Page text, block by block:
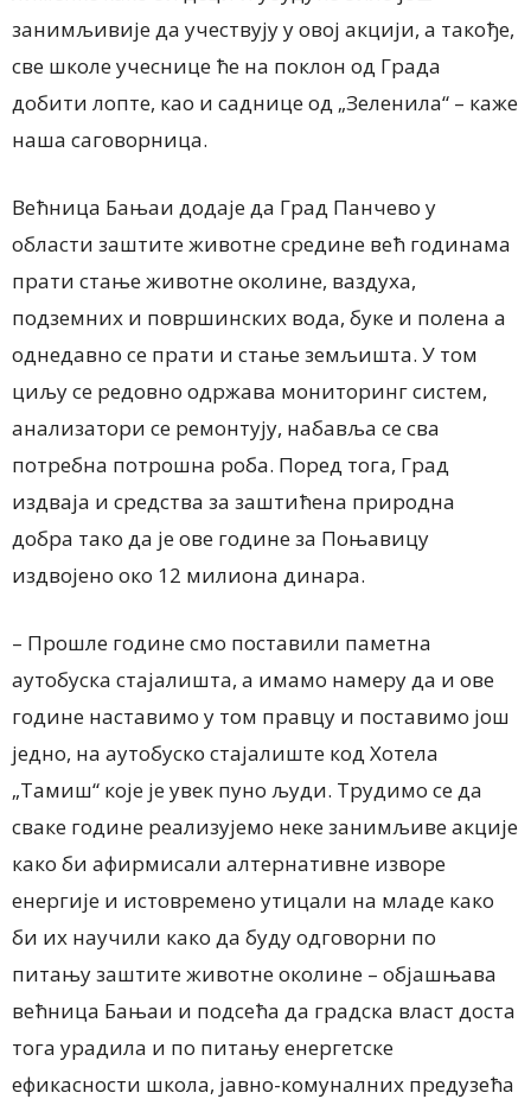
занимљивије да учествују у овој акцији, а такође,
све школе учеснице ће на поклон од Града
добити лопте, као и саднице од „Зеленила“ – каже
наша саговорница.
Већница Бањаи додаје да Град Панчево у
области заштите животне средине већ годинама
прати стање животне околине, ваздуха,
подземних и површинских вода, буке и полена а
однедавно се прати и стање земљишта. У том
циљу се редовно одржава мониторинг систем,
анализатори се ремонтују, набавља се сва
потребна потрошна роба. Поред тога, Град
издваја и средства за заштићена природна
добра тако да је ове године за Поњавицу
издвојено око 12 милиона динара.
– Прошле године смо поставили паметна
аутобуска стајалишта, а имамо намеру да и ове
године наставимо у том правцу и поставимо још
једно, на аутобуско стајалиште код Хотела
„Тамиш“ које је увек пуно људи. Трудимо се да
сваке године реализујемо неке занимљиве акције
како би афирмисали алтернативне изворе
енергије и истовремено утицали на младе како
би их научили како да буду одговорни по
питању заштите животне околине – објашњава
већница Бањаи и подсећа да градска власт доста
тога урадила и по питању енергетске
ефикасности школа, јавно-комуналних предузећа